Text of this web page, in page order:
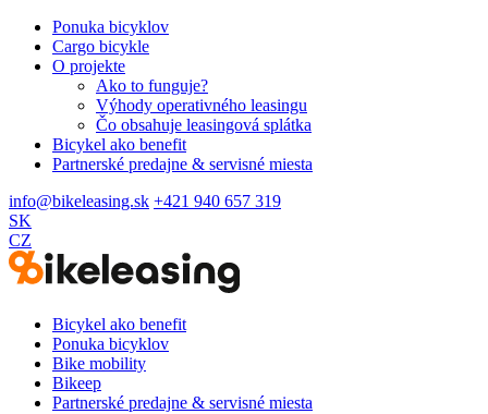
Ponuka bicyklov
Cargo bicykle
O projekte
Ako to funguje?
Výhody operativného leasingu
Čo obsahuje leasingová splátka
Bicykel ako benefit
Partnerské predajne & servisné miesta
info@bikeleasing.sk +421 940 657 319
SK
CZ
Bicykel ako benefit
Ponuka bicyklov
Bike mobility
Bikeep
Partnerské predajne & servisné miesta